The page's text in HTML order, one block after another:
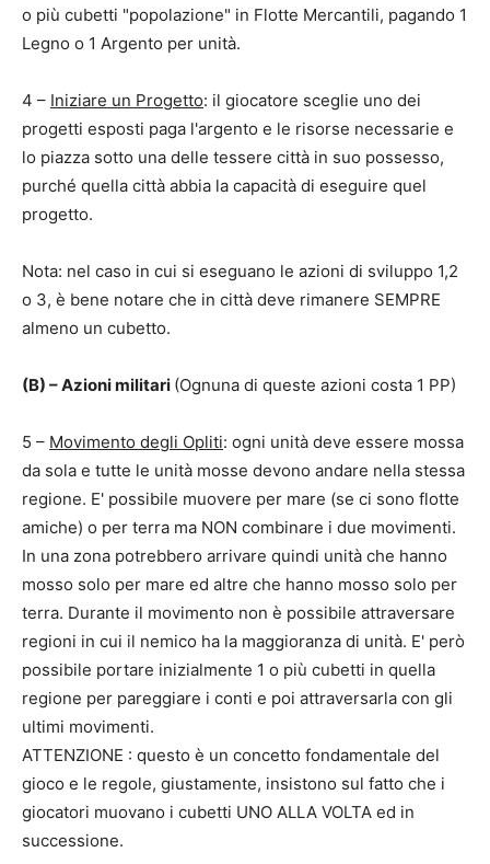
o più cubetti "popolazione" in Flotte Mercantili, pagando 1
Legno o 1 Argento per unità.
4 – Iniziare un Progetto: il giocatore sceglie uno dei
progetti esposti paga l'argento e le risorse necessarie e
lo piazza sotto una delle tessere città in suo possesso,
purché quella città abbia la capacità di eseguire quel
progetto.
Nota: nel caso in cui si eseguano le azioni di sviluppo 1,2
o 3, è bene notare che in città deve rimanere SEMPRE
almeno un cubetto.
(B) – Azioni militari (Ognuna di queste azioni costa 1 PP)
5 – Movimento degli Opliti: ogni unità deve essere mossa
da sola e tutte le unità mosse devono andare nella stessa
regione. E' possibile muovere per mare (se ci sono flotte
amiche) o per terra ma NON combinare i due movimenti.
In una zona potrebbero arrivare quindi unità che hanno
mosso solo per mare ed altre che hanno mosso solo per
terra. Durante il movimento non è possibile attraversare
regioni in cui il nemico ha la maggioranza di unità. E' però
possibile portare inizialmente 1 o più cubetti in quella
regione per pareggiare i conti e poi attraversarla con gli
ultimi movimenti.
ATTENZIONE : questo è un concetto fondamentale del
gioco e le regole, giustamente, insistono sul fatto che i
giocatori muovano i cubetti UNO ALLA VOLTA ed in
successione.